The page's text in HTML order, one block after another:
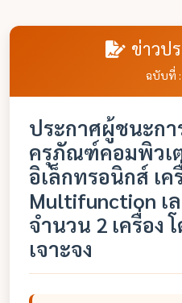
ข่าวป
ฉบับที่
ประกาศผู้ชนะกา
ครุภัณฑ์คอมพิวเ
อิเล็กทรอนิกส์ เ
Multifunction เ
จำนวน 2 เครื่อง
เจาะจง